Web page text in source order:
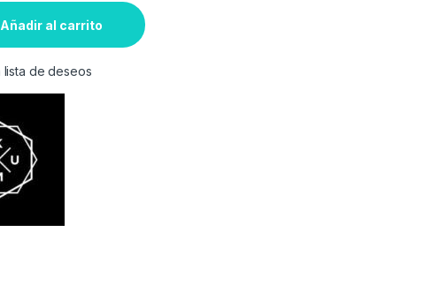
Añadir al carrito
lista de deseos